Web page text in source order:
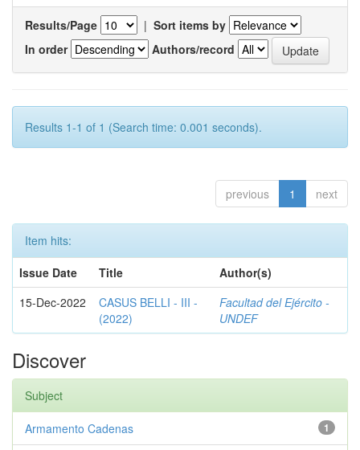
Results/Page | Sort items by
In order
Authors/record
Results 1-1 of 1 (Search time: 0.001 seconds).
previous 1 next
Item hits:
Issue Date
Title
Author(s)
15-Dec-2022
CASUS BELLI - III -
(2022)
Facultad del Ejército -
UNDEF
Discover
Subject
1
Armamento Cadenas